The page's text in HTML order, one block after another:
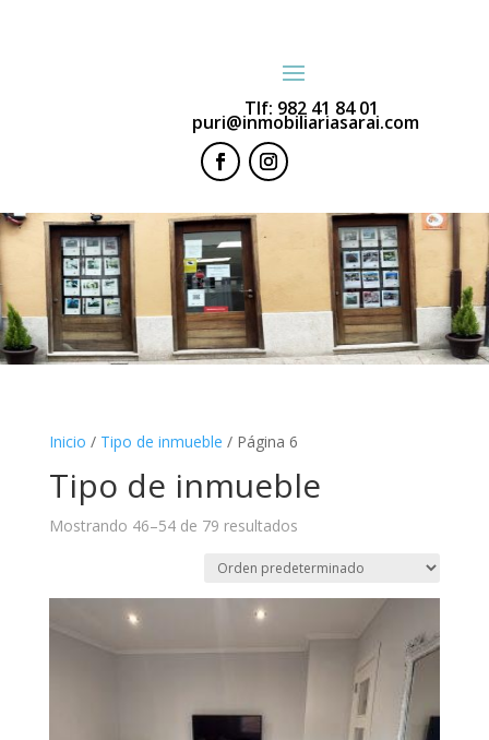
Tlf: 982 41 84 01
puri@inmobiliariasarai.com
Inicio / Tipo de inmueble / Página 6
Tipo de inmueble
Mostrando 46–54 de 79 resultados